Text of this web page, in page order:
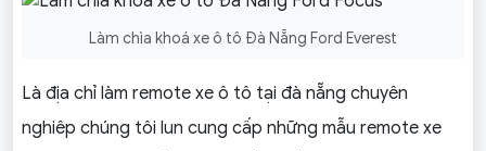
Làm chìa khoá xe ô tô Đà Nẵng Ford Everest
Là địa chỉ làm remote xe ô tô tại đà nẵng chuyên
nghiêp chúng tôi lun cung cấp những mẫu remote xe